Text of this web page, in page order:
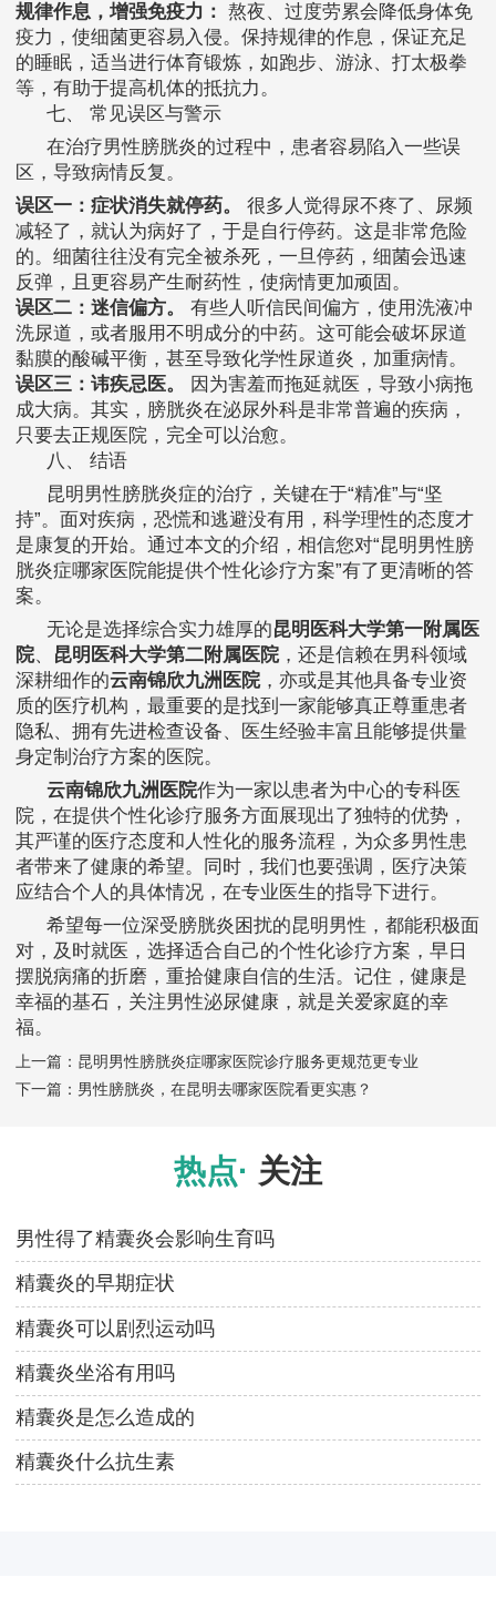
规律作息，增强免疫力： 熬夜、过度劳累会降低身体免
疫力，使细菌更容易入侵。保持规律的作息，保证充足
的睡眠，适当进行体育锻炼，如跑步、游泳、打太极拳
等，有助于提高机体的抵抗力。
七、 常见误区与警示
在治疗男性膀胱炎的过程中，患者容易陷入一些误
区，导致病情反复。
误区一：症状消失就停药。
很多人觉得尿不疼了、尿频
减轻了，就认为病好了，于是自行停药。这是非常危险
的。细菌往往没有完全被杀死，一旦停药，细菌会迅速
反弹，且更容易产生耐药性，使病情更加顽固。
误区二：迷信偏方。
有些人听信民间偏方，使用洗液冲
洗尿道，或者服用不明成分的中药。这可能会破坏尿道
黏膜的酸碱平衡，甚至导致化学性尿道炎，加重病情。
误区三：讳疾忌医。
因为害羞而拖延就医，导致小病拖
成大病。其实，膀胱炎在泌尿外科是非常普遍的疾病，
只要去正规医院，完全可以治愈。
八、 结语
昆明男性膀胱炎症的治疗，关键在于“精准”与“坚
持”。面对疾病，恐慌和逃避没有用，科学理性的态度才
是康复的开始。通过本文的介绍，相信您对“昆明男性膀
胱炎症哪家医院能提供个性化诊疗方案”有了更清晰的答
案。
无论是选择综合实力雄厚的昆明医科大学第一附属医
院、 昆明医科大学第二附属医院，还是信赖在男科领域
深耕细作的云南锦欣九洲医院，亦或是其他具备专业资
质的医疗机构，最重要的是找到一家能够真正尊重患者
隐私、拥有先进检查设备、医生经验丰富且能够提供量
身定制治疗方案的医院。
云南锦欣九洲医院作为一家以患者为中心的专科医
院，在提供个性化诊疗服务方面展现出了独特的优势，
其严谨的医疗态度和人性化的服务流程，为众多男性患
者带来了健康的希望。同时，我们也要强调，医疗决策
应结合个人的具体情况，在专业医生的指导下进行。
希望每一位深受膀胱炎困扰的昆明男性，都能积极面
对，及时就医，选择适合自己的个性化诊疗方案，早日
摆脱病痛的折磨，重拾健康自信的生活。记住，健康是
幸福的基石，关注男性泌尿健康，就是关爱家庭的幸
福。
上一篇： 昆明男性膀胱炎症哪家医院诊疗服务更规范更专业
下一篇： 男性膀胱炎，在昆明去哪家医院看更实惠？
热点· 关注
男性得了精囊炎会影响生育吗
精囊炎的早期症状
精囊炎可以剧烈运动吗
精囊炎坐浴有用吗
精囊炎是怎么造成的
精囊炎什么抗生素